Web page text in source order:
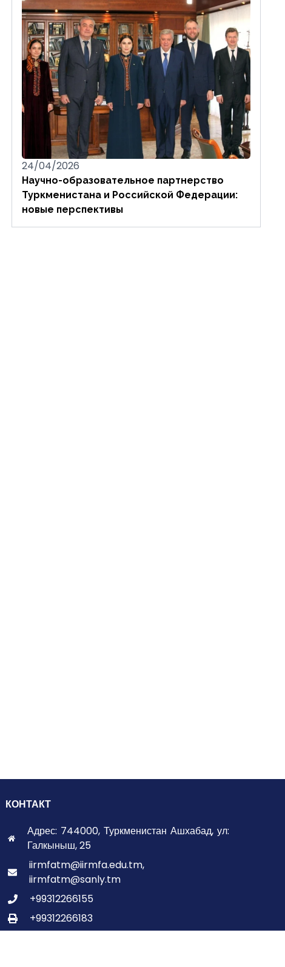
24/04/2026
Научно-образовательное партнерство
Туркменистана и Российской Федерации:
новые перспективы
КОНТАКТ
Адрес: 744000, Туркменистан Ашхабад, ул:
Галкыныш, 25
iirmfatm@iirmfa.edu.tm,
iirmfatm@sanly.tm
+99312266155
+99312266183